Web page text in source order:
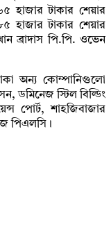
হাজার টাকার শেয়ার
টাকার শেয়ার
ব্রাদাস পি.পি. ওভেন
অন্য কোম্পানিগুলো
ডমিনেজ স্টিল বিল্ডিং
পোর্ট, শাহজিবাজার
পিএলসি।